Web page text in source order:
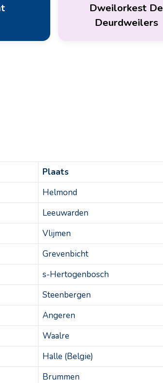
Dweilorkest De
Deurdweilers
Plaats
Helmond
Leeuwarden
Vlijmen
Grevenbicht
s-Hertogenbosch
Steenbergen
Angeren
Waalre
Halle (Belgie)
Brummen